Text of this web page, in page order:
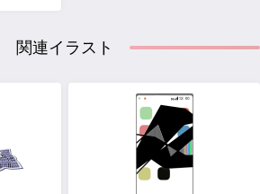
関連イラスト